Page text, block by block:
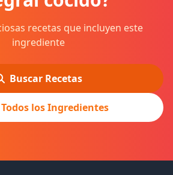
recetas que incluyen este
ingrediente
Buscar Recetas
los Ingredientes